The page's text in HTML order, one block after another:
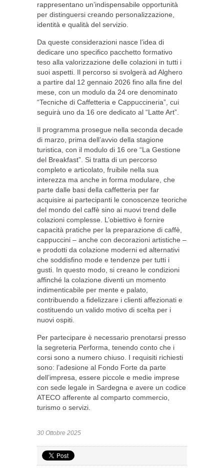
rappresentano un’indispensabile opportunità
per distinguersi creando personalizzazione,
identità e qualità del servizio.
Da queste considerazioni nasce l’idea di
dedicare uno specifico pacchetto formativo
teso alla valorizzazione delle colazioni in tutti i
suoi aspetti. Il percorso si svolgerà ad Alghero
a partire dal 12 gennaio 2026 fino alla fine del
mese, con un modulo da 24 ore denominato
“Tecniche di Caffetteria e Cappuccineria”, cui
seguirà uno da 16 ore dedicato al “Latte Art”.
Il programma prosegue nella seconda decade
di marzo, prima dell’avvio della stagione
turistica, con il modulo di 16 ore “La Gestione
del Breakfast”. Si tratta di un percorso
completo e articolato, fruibile nella sua
interezza ma anche in forma modulare, che
parte dalle basi della caffetteria per far
acquisire ai partecipanti le conoscenze teoriche
del mondo del caffè sino ai nuovi trend delle
colazioni complesse. L’obiettivo è fornire
capacità pratiche per la preparazione di caffè,
cappuccini – anche con decorazioni artistiche –
e prodotti da colazione moderni ed alternativi
che soddisfino mode e tendenze per tutti i
gusti. In questo modo, si creano le condizioni
affinché la colazione diventi un momento
indimenticabile per mente e palato,
contribuendo a fidelizzare i clienti affezionati e
costituendo un valido motivo di scelta per i
nuovi ospiti.
Per partecipare è necessario prenotarsi presso
la segreteria Performa, tenendo conto che i
corsi sono a numero chiuso. I requisiti richiesti
sono: l’adesione al Fondo Forte da parte
dell’impresa, essere piccole e medie imprese
con sede legale in Sardegna e avere un codice
ATECO afferente al comparto commercio,
turismo o servizi.
30 Ottobre 2025